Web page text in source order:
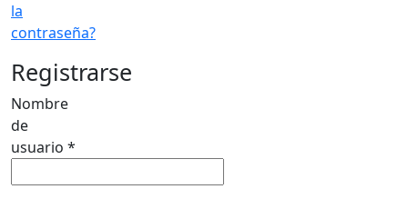
la
contraseña?
Registrarse
Nombre
de
usuario *